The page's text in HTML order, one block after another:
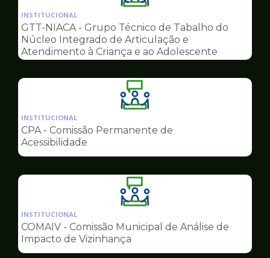
da
pagina
de
Conselhos
INSTITUCIONAL
GTT-NIACA - Grupo Técnico de Tabalho do
Núcleo Integrado de Articulação e
Atendimento à Criança e ao Adolescente
Ilustração
da
pagina
Conselhos
INSTITUCIONAL
CPA - Comissão Permanente de
Acessibilidade
Ilustração
da
pagina
Conselhos
INSTITUCIONAL
COMAIV - Comissão Municipal de Análise de
Impacto de Vizinhança